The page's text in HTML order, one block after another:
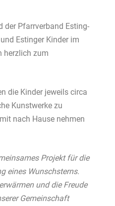
der Pfarrverband Esting-
Estinger Kinder im
herzlich zum
die Kinder jeweils circa
Kunstwerke zu
nach Hause nehmen
Projekt für die
eines Wunschsterns.
und die Freude
Gemeinschaft